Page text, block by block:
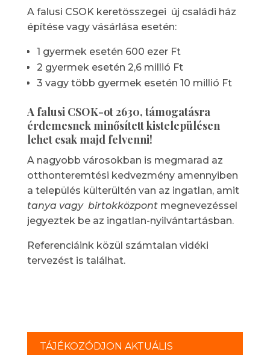
A falusi CSOK keretösszegei új családi ház
építése vagy vásárlása esetén:
1 gyermek esetén 600 ezer Ft
2 gyermek esetén 2,6 millió Ft
3 vagy több gyermek esetén 10 millió Ft
A falusi CSOK-ot2630, támogatásra
érdemesnek minősített kistelepülésen
lehet csak majd felvenni!
A nagyobb városokban is megmarad az
otthonteremtési kedvezmény amennyiben
a település külterültén van az ingatlan, amit
tanya vagy birtokközpontmegnevezéssel
jegyeztek be az ingatlan-nyilvántartásban.
Referenciáink közül számtalan vidéki
tervezést is találhat.
TÁJÉKOZÓDJON AKTUÁLIS